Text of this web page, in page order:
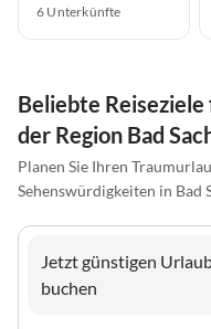
6 Unterkünfte
Beliebte
der Region Bad
Planen Sie Ihren
Sehenswürdigkeiten in Bad
Jetzt günstigen
buchen